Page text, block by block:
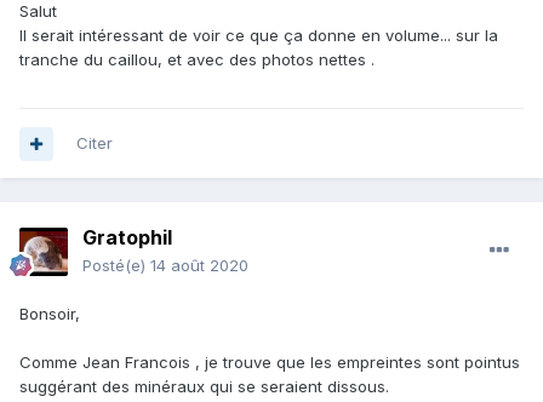
Salut
Il serait intéressant de voir ce que ça donne en volume... sur la
tranche du caillou, et avec des photos nettes .
Citer
Gratophil
Posté(e) 14 août 2020
Bonsoir,
Comme Jean Francois , je trouve que les empreintes sont pointus
suggérant des minéraux qui se seraient dissous.